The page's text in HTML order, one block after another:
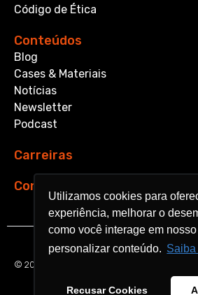
Utilizamos cookies para
experiência, melhorar o
como você interage em
personalizar conteúdo.
Recusar Cookies
Utilizamos cookies para
experiência, melhorar o
como você interage em
personalizar conteúdo.
Recusar Cookies
Código de Ética
Conteúdos
Blog
Cases & Materiais
Notícias
Newsletter
Podcast
Carreiras
Contato
© 2026 Aquarela Analytics. All rights